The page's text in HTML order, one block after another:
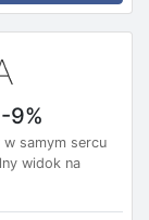
9%
w samym sercu
widok na